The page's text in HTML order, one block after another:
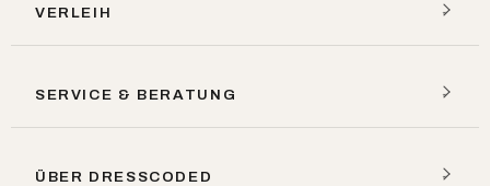
VERLEIH
SERVICE & BERATUNG
ÜBER DRESSCODED